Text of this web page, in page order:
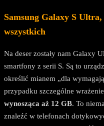
Samsung Galaxy S
wszystkich
Na deser zostały nam Galaxy
smartfony z serii S. Są to
określić mianem „dla
przypadku szczególne
wynosząca aż 12 GB. To
znaleźć w telefonach